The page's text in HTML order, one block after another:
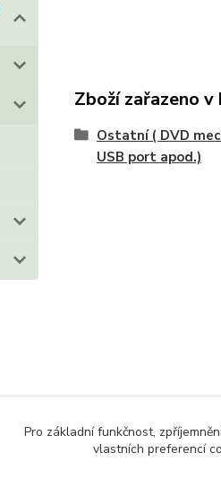
Zboží zařazeno
Ostatní ( DVD
USB port apod.)
Pro základní funkčnost,
vlastních preferencí